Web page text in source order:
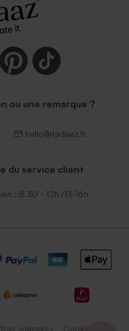
ou une remarque ?
hello@tadaaz.fr
du service client
: 8.30 - 12h /13-16h
spéciales Cookies